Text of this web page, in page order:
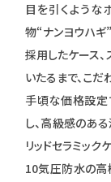
目を引くような
物“ナンヨウハギ
採用したケース
いたるまで、こだ
手頃な価格設定
し、高級感のあ
リッドセラミック
10気圧防水の高